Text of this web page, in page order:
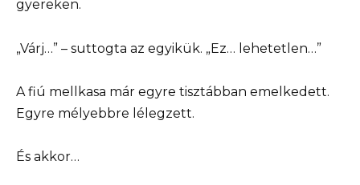
gyereken.
„Várj…” – suttogta az egyikük. „Ez… lehetetlen…”
A fiú mellkasa már egyre tisztábban emelkedett.
Egyre mélyebbre lélegzett.
És akkor…